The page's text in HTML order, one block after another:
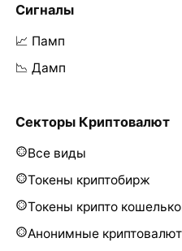
Сигналы
📈 Памп
📉 Дамп
Секторы Криптовалют
Все виды
Токены криптобирж
Токены крипто
Анонимные